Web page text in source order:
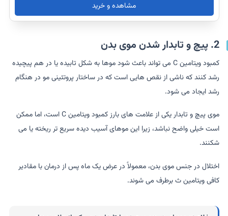
مشاهده و خرید
2. پیچ و تابدار شدن موی بدن
کمبود ویتامین C می تواند باعث شود موها به شکل تابیده یا در هم پیچیده
رشد کنند که ناشی از نقص هایی است که در ساختار پروتئینی مو در هنگام
رشد ایجاد می شود.
موی پیچ و تابدار یکی از علامت های بارز کمبود ویتامین C است، اما ممکن
است خیلی واضح نباشد، زیرا این موهای آسیب دیده سریع تر ریخته یا می
شکنند.
اختلال در جنس موی بدن، معمولاً در عرض یک ماه پس از درمان با مقادیر
کافی ویتامین ث برطرف می شوند.